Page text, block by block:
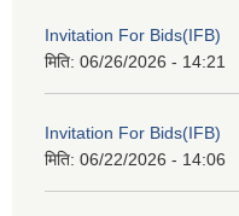
Invitation For Bids(IFB)
मिति: 06/26/2026 - 14:21
Invitation For Bids(IFB)
मिति: 06/22/2026 - 14:06